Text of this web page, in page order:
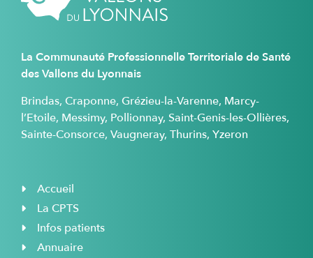
La Communauté Professionnelle Territoriale de Santé
des Vallons du Lyonnais
Brindas, Craponne, Grézieu-la-Varenne, Marcy-
l’Etoile, Messimy, Pollionnay, Saint-Genis-les-Ollières,
Sainte-Consorce, Vaugneray, Thurins, Yzeron
Accueil
La CPTS
Infos patients
Annuaire